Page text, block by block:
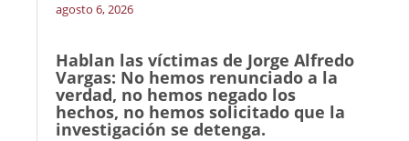
agosto 6, 2026
Hablan las víctimas de Jorge Alfredo
Vargas: No hemos renunciado a la
verdad, no hemos negado los
hechos, no hemos solicitado que la
investigación se detenga.